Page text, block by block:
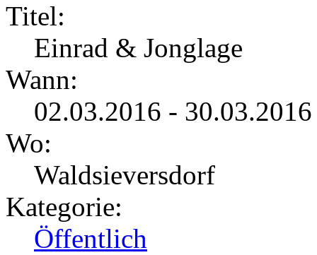
Titel:
Einrad & Jonglage
Wann:
02.03.2016 -
Wo:
Waldsieversdorf
Kategorie:
Öffentlich